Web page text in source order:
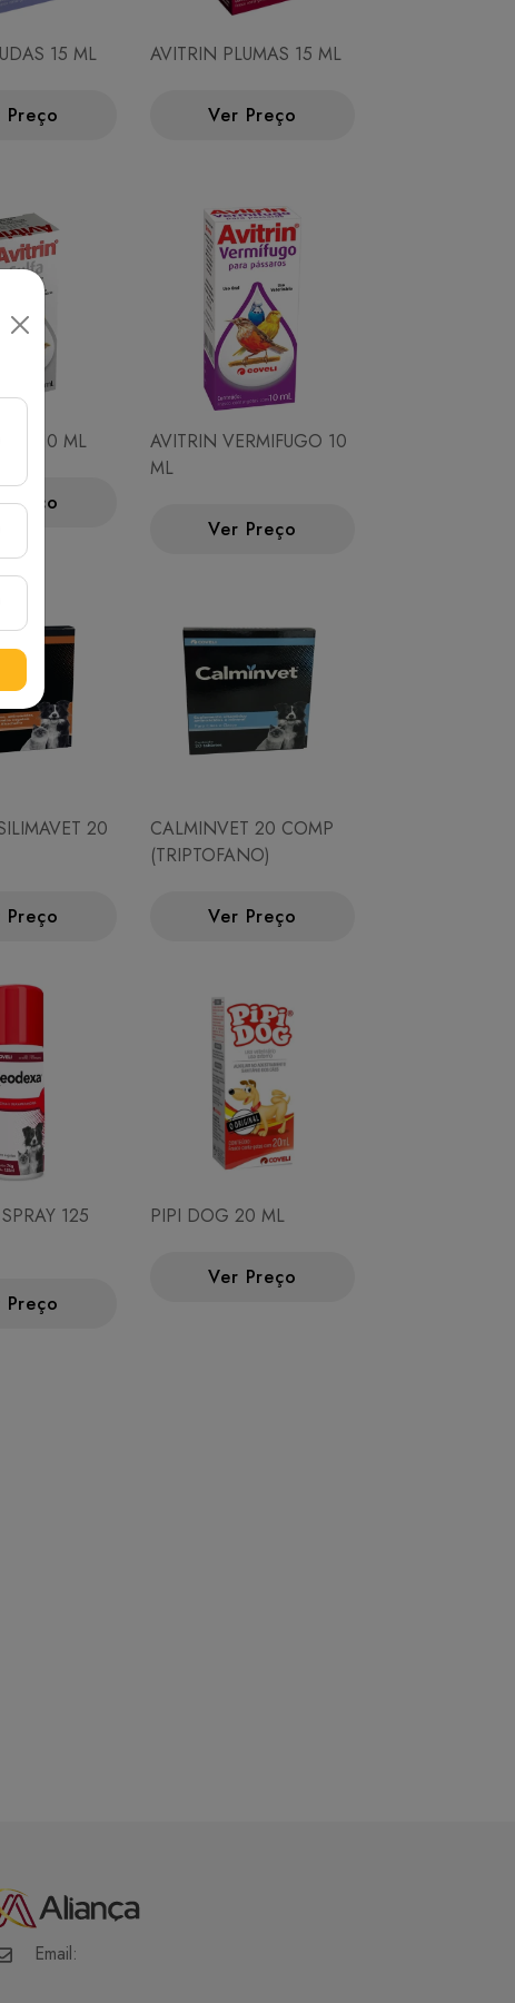
15 ML
Preço
AVITRIN PLUMAS 15 ML
Ver Preço
10 ML
Preço
AVITRIN VERMIFUGO 10
ML
Ver Preço
20
Preço
CALMINVET 20 COMP
(TRIPTOFANO)
Ver Preço
125
Preço
PIPI DOG 20 ML
Ver Preço
Email: